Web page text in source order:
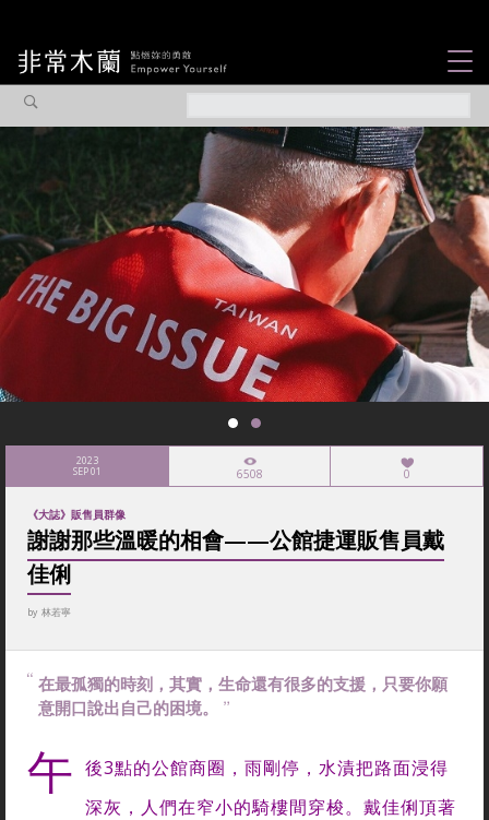
觀點專欄
焦點企劃
社會企業
認識我們
2023
SEP 01 6508 0
《大誌》販售員群像
謝謝那些溫暖的相會——公館捷運販售員戴
佳俐
by 林若寧
在最孤獨的時刻，其實，生命還有很多的支援，只要你願
意開口說出自己的困境。
午 後3點的公館商圈，雨剛停，水漬把路面浸得
深灰，人們在窄小的騎樓間穿梭。 戴佳俐頂著